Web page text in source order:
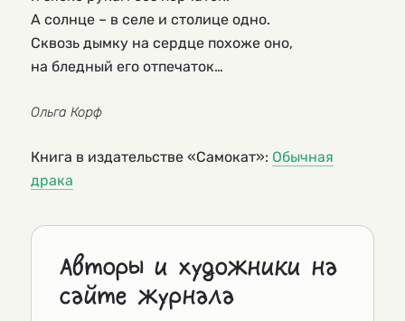
А солнце – в селе и столице одно.
Сквозь дымку на сердце похоже оно,
на бледный его отпечаток…
Ольга Корф
Книга в издательстве «Самокат»: Обычная
драка
Авторы и художники на
сайте журнала